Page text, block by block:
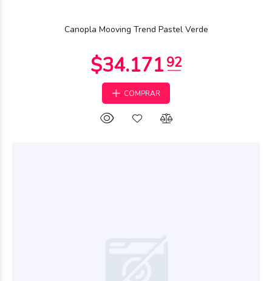
Canopla Mooving Trend Pastel Verde
COMPRAR